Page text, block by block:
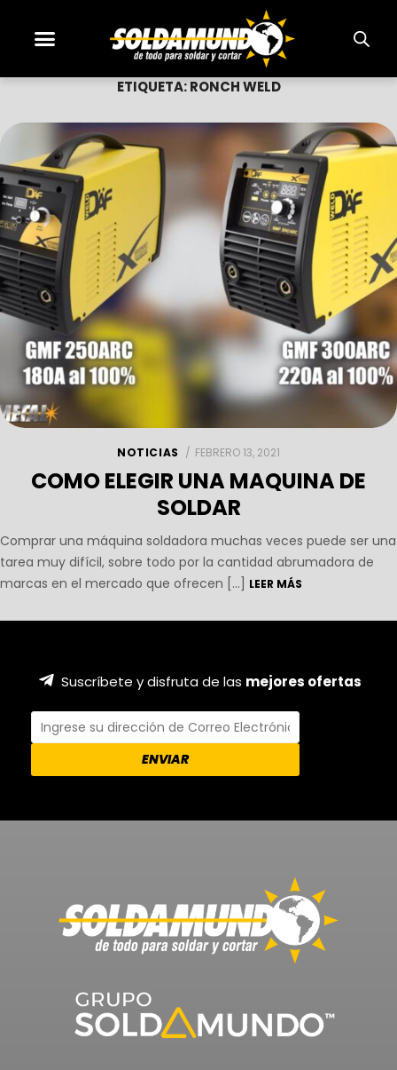
ETIQUETA:RONCH WELD
NOTICIAS FEBRERO 13, 2021
COMO ELEGIR UNA MAQUINA DE
SOLDAR
Comprar una máquina soldadora muchas veces puede ser una
tarea muy difícil, sobre todo por la cantidad abrumadora de
marcas en el mercado que ofrecen […]
LEER MÁS
Suscríbete y disfruta de las mejores ofertas